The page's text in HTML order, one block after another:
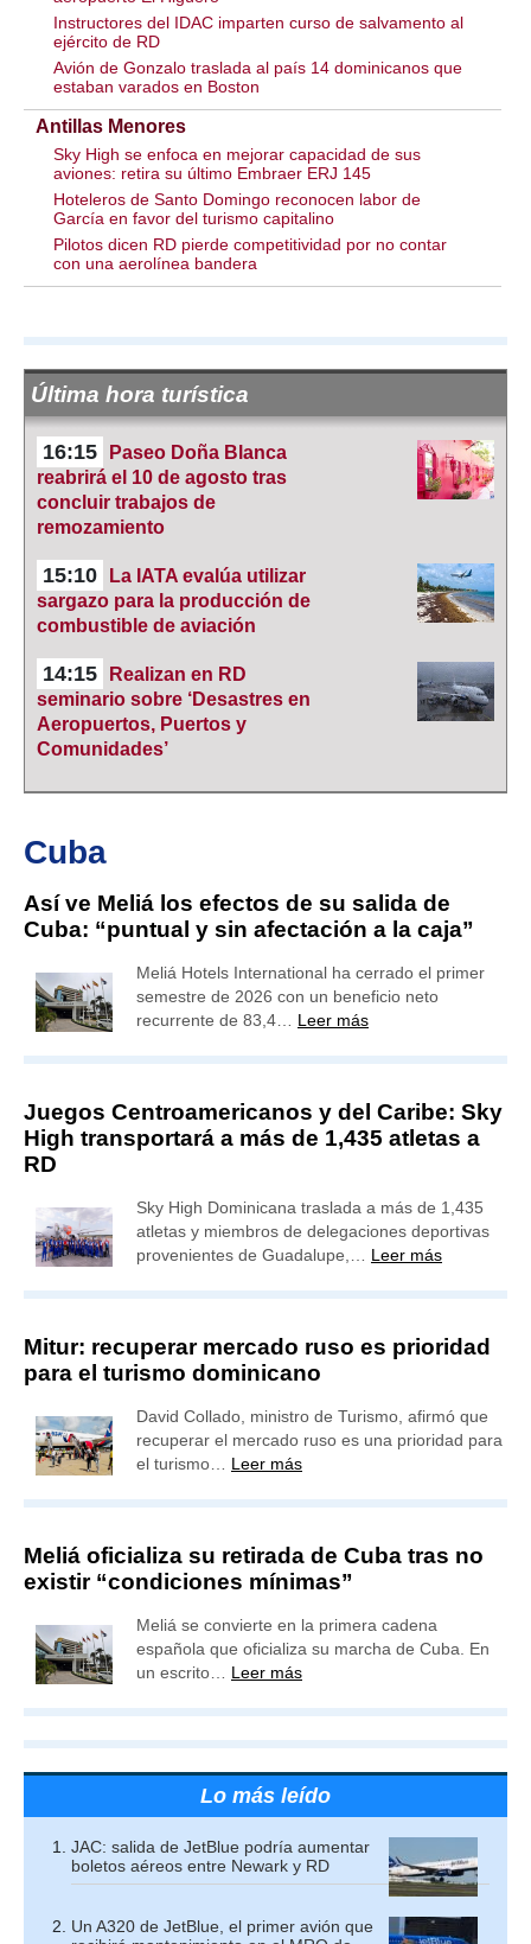
Instructores del IDAC imparten curso de salvamento al
ejército de RD
Avión de Gonzalo traslada al país 14 dominicanos que
estaban varados en Boston
Antillas Menores
Sky High se enfoca en mejorar capacidad de sus
aviones: retira su último Embraer ERJ 145
Hoteleros de Santo Domingo reconocen labor de
García en favor del turismo capitalino
Pilotos dicen RD pierde competitividad por no contar
con una aerolínea bandera
Última hora turística
16:15
Paseo Doña Blanca
reabrirá el 10 de agosto tras
concluir trabajos de
remozamiento
15:10
La IATA evalúa utilizar
sargazo para la producción de
combustible de aviación
14:15
Realizan en RD
seminario sobre ‘Desastres en
Aeropuertos, Puertos y
Comunidades’
Cuba
Así ve Meliá los efectos de su salida de
Cuba: “puntual y sin afectación a la caja”
Meliá Hotels International ha cerrado el primer
semestre de 2026 con un beneficio neto
recurrente de 83,4… Leer más
Juegos Centroamericanos y del Caribe: Sky
High transportará a más de 1,435 atletas a
RD
Sky High Dominicana traslada a más de 1,435
atletas y miembros de delegaciones deportivas
provenientes de Guadalupe,… Leer más
Mitur: recuperar mercado ruso es prioridad
para el turismo dominicano
David Collado, ministro de Turismo, afirmó que
recuperar el mercado ruso es una prioridad para
el turismo… Leer más
Meliá oficializa su retirada de Cuba tras no
existir “condiciones mínimas”
Meliá se convierte en la primera cadena
española que oficializa su marcha de Cuba. En
un escrito… Leer más
Lo más leído
JAC: salida de JetBlue podría aumentar
boletos aéreos entre Newark y RD
Un A320 de JetBlue, el primer avión que